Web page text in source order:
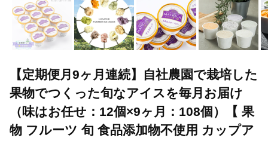
【定期便月9ヶ月連続】自社農園で栽培した
果物でつくった旬なアイスを毎月お届け
（味はお任せ：12個×9ヶ月：108個）【 果
物 フルーツ 旬 食品添加物不使用 カップア